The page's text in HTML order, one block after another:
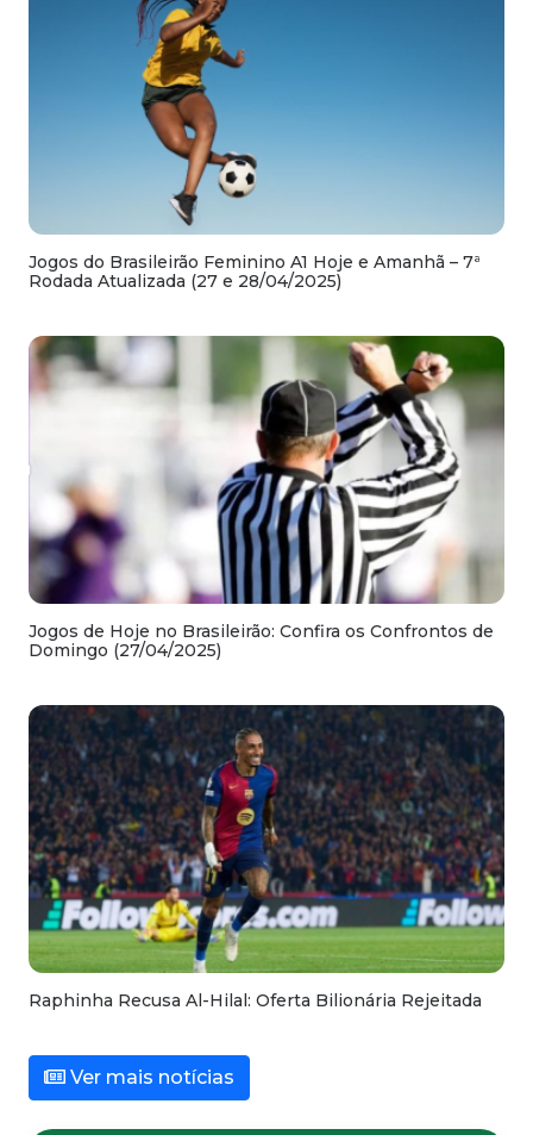
Jogos do Brasileirão Feminino A1 Hoje e Amanhã – 7ª
Rodada Atualizada (27 e 28/04/2025)
Jogos de Hoje no Brasileirão: Confira os Confrontos de
Domingo (27/04/2025)
Raphinha Recusa Al-Hilal: Oferta Bilionária Rejeitada
Ver mais notícias